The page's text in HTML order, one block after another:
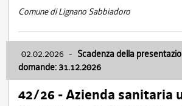
Comune di Lignano Sabbiadoro
02.02.2026 - Scadenza della
domande: 31.12.2026
42/26 - Azienda sanitaria